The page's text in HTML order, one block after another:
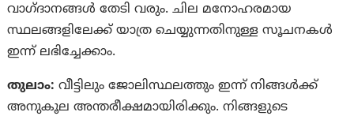
വാഗ്ദാനങ്ങൾ തേടി വരും. ചില മനോഹരമായ
സ്ഥലങ്ങളിലേക്ക് യാത്ര ചെയ്യുന്നതിനുള്ള സൂചനകൾ
ഇന്ന് ലഭിച്ചേക്കാം.
തുലാം: വീട്ടിലും ജോലിസ്ഥലത്തും ഇന്ന് നിങ്ങൾക്ക്
അനുകൂല അന്തരീക്ഷമായിരിക്കും. നിങ്ങളുടെ